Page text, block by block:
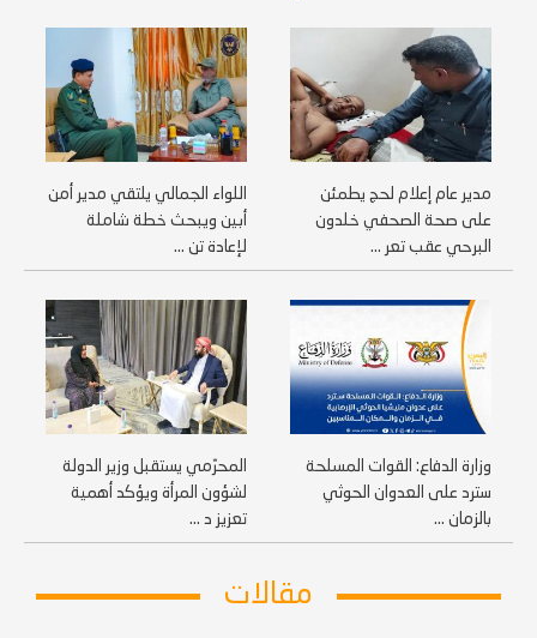
مدير عام إعلام لحج يطمئن
على صحة الصحفي خلدون
البرحي عقب تعر ...
اللواء الجمالي يلتقي مدير أمن
أبين ويبحث خطة شاملة
لإعادة تن ...
وزارة الدفاع: القوات المسلحة
سترد على العدوان الحوثي
بالزمان ...
المحرّمي يستقبل وزير الدولة
لشؤون المرأة ويؤكد أهمية
تعزيز د ...
مقالات